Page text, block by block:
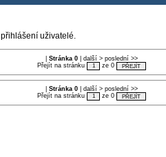
uživatelé.
Stránka 0 | další > poslední >>
Přejít na stránku
ze 0
Stránka 0 | další > poslední >>
Přejít na stránku
ze 0